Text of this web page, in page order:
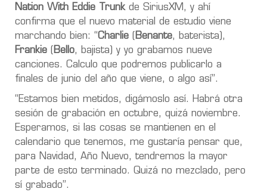
Nation With Eddie Trunkde SiriusXM, y ahí
confirma que el nuevo material de estudio viene
marchando bien: “Charlie Benante, baterista),
Frankie
Bello, bajista) y yo grabamos nueve
canciones. Calculo que podremos publicarlo a
finales de junio del año que viene, o algo así”.
“Estamos bien metidos, digámoslo así.
Habrá otra
sesión de grabación en octubre, quizá noviembre.
Esperamos, si las cosas se mantienen en el
calendario que tenemos, me gustaría pensar que,
para Navidad, Año Nuevo, tendremos la mayor
parte de esto terminado. Quizá no mezclado, pero
sí grabado”.